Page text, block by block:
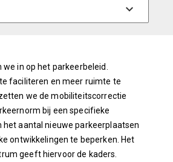
we in op het parkeerbeleid.
faciliteren en meer ruimte te
we de mobiliteitscorrectie
bij een specifieke
het aantal nieuwe parkeerplaatsen
ontwikkelingen te beperken. Het
geeft hiervoor de kaders.